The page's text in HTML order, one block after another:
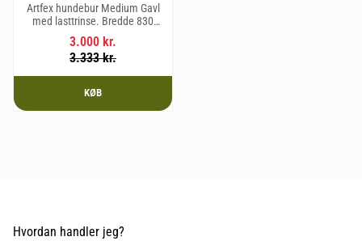
Artfex hundebur Medium Gavl
med lasttrinse. Bredde 830
mm, Højde 675 mm, Dybde 495
mm og vægt 20,1 kg.
3.000 kr.
3.333kr.
KØB
Hvordan handler jeg?